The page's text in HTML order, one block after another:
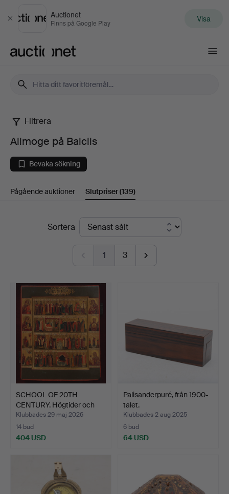
Stäng
Auctionet
Finns på Google Play Visa
Allmoge
på
Balclis
Filtrera
Allmoge på Balclis
Bevaka sökning
Pågående auktioner Slutpriser(139)
SlutpriserSortera
1 3
SCHOOL OF 20TH
CENTURY. Högtider och
månad…
Klubbades 29 maj 2026
14 bud
404 USD
Palisanderpuré, från 1900-
talet.
Klubbades 2 aug 2025
6 bud
64 USD